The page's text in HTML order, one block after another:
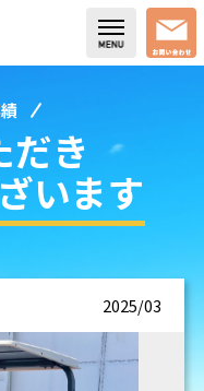
だき
います
2025/03